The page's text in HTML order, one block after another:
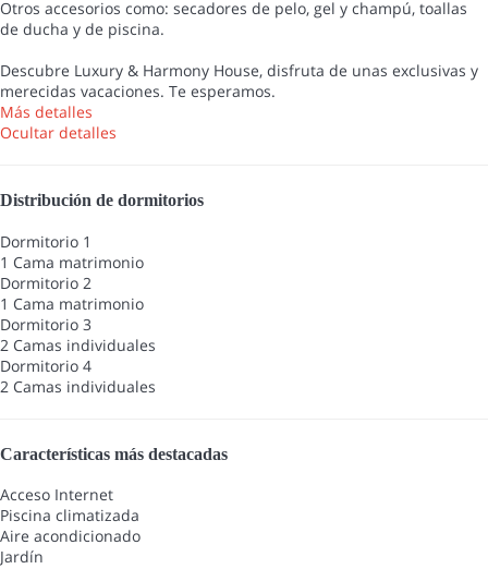
Otros accesorios como: secadores de pelo, gel y champú, toallas
de ducha y de piscina.
Descubre Luxury & Harmony House, disfruta de unas exclusivas y
merecidas vacaciones. Te esperamos.
Más detalles
Ocultar detalles
Distribución de dormitorios
Dormitorio 1
1 Cama matrimonio
Dormitorio 2
1 Cama matrimonio
Dormitorio 3
2 Camas individuales
Dormitorio 4
2 Camas individuales
Características más destacadas
Acceso Internet
Piscina climatizada
Aire acondicionado
Jardín